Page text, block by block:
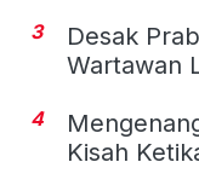
3
Desak
Wartawan
4
Kisah